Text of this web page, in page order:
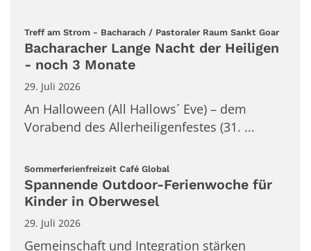
Treff am Strom - Bacharach / Pastoraler Raum Sankt Goar:
Bacharacher Lange Nacht der Heiligen
- noch 3 Monate
29. Juli 2026
An Halloween (All Hallows´ Eve) – dem
Vorabend des Allerheiligenfestes (31. ...
Sommerferienfreizeit Café Global:
Spannende Outdoor-Ferienwoche für
Kinder in Oberwesel
29. Juli 2026
Gemeinschaft und Integration stärken